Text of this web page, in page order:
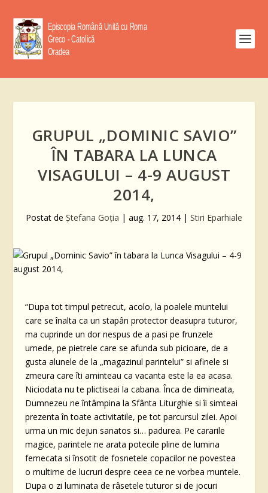
GRUPUL „DOMINIC SAVIO”
ÎN TABARA LA LUNCA
VISAGULUI – 4-9 AUGUST
2014,
Postat de Ştefana Goţia | aug. 17, 2014 | Stiri Eparhiale
“Dupa tot timpul petrecut, acolo, la poalele muntelui
care se înalta ca un stapân protector deasupra tuturor,
ma cuprinde un dor nespus de a pasi pe frunzele
umede, pe pietrele care se afunda sub picioare, de a
gusta alunele de la „magazinul parintelui” si afinele si
zmeura care îti aminteau ca vacanta este la ea acasa.
Niciodata nu te plictiseai la cabana. Înca de dimineata,
Dumnezeu ne întâmpina la Sfânta Liturghie si îi simteai
prezenta în toate activitatile, pe tot parcursul zilei. Apoi
urma un mic dejun sanatos si… padurea. Pe cararile
magice, parintele ne arata potecile pline de lumina
femecata si însotit de fosnetele copacilor ne povestea
o multime de lucruri despre ceea ce ne vorbea muntele.
Dupa o zi luminata de râsetele tuturor si de jocuri